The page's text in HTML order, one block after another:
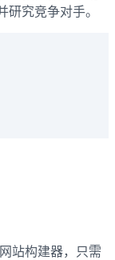
研究竞争对手。
站构建器，只需